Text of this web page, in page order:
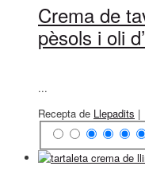
Crema de
pèsols i oli
...
Recepta de Llepadits |